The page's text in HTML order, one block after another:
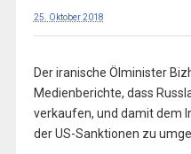
25. Oktober 2018
Der iranische Ölminister
Medienberichte, dass
verkaufen, und damit dem
der US-Sanktionen zu